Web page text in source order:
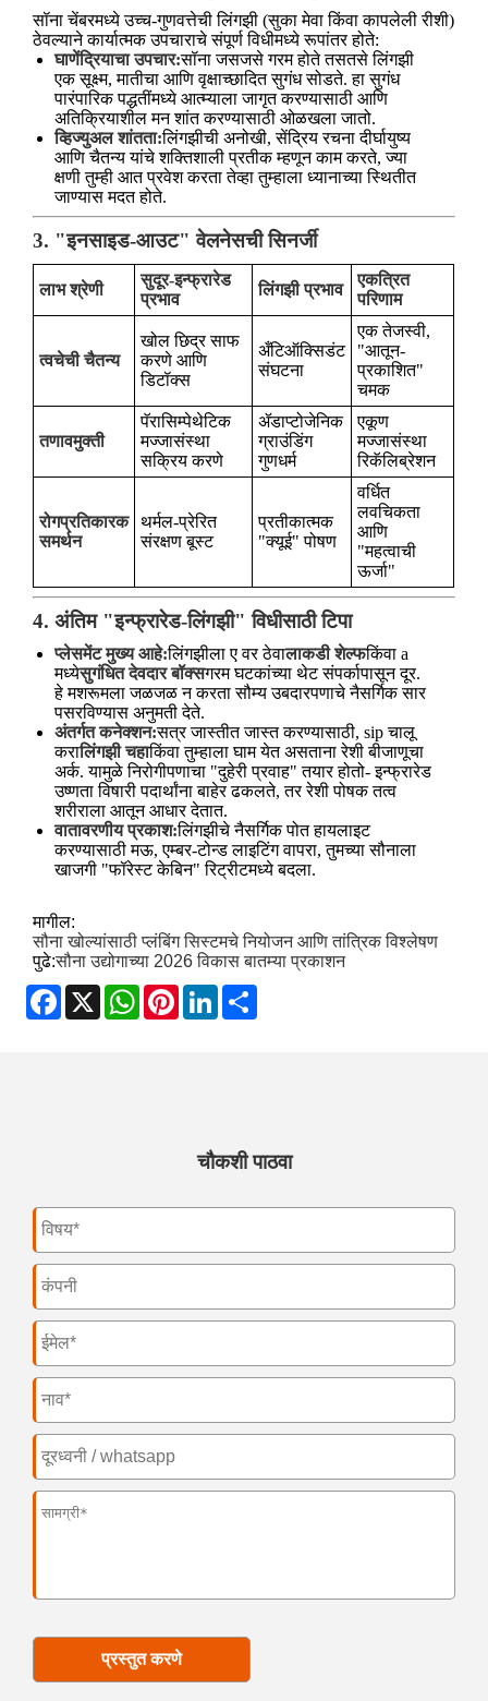
सॉना चेंबरमध्ये उच्च-गुणवत्तेची लिंगझी (सुका मेवा किंवा कापलेली रीशी)
ठेवल्याने कार्यात्मक उपचाराचे संपूर्ण विधीमध्ये रूपांतर होते:
घाणेंद्रियाचा उपचार:सॉना जसजसे गरम होते तसतसे लिंगझी
एक सूक्ष्म, मातीचा आणि वृक्षाच्छादित सुगंध सोडते. हा सुगंध
पारंपारिक पद्धतींमध्ये आत्म्याला जागृत करण्यासाठी आणि
अतिक्रियाशील मन शांत करण्यासाठी ओळखला जातो.
व्हिज्युअल शांतता:लिंगझीची अनोखी, सेंद्रिय रचना दीर्घायुष्य
आणि चैतन्य यांचे शक्तिशाली प्रतीक म्हणून काम करते, ज्या
क्षणी तुम्ही आत प्रवेश करता तेव्हा तुम्हाला ध्यानाच्या स्थितीत
जाण्यास मदत होते.
3. "इनसाइड-आउट" वेलनेसची सिनर्जी
लाभ श्रेणी
सुदूर-इन्फ्रारेड
प्रभाव
लिंगझी प्रभाव
एकत्रित
परिणाम
त्वचेची चैतन्य
खोल छिद्र साफ
करणे आणि
डिटॉक्स
अँटिऑक्सिडंट
संघटना
एक तेजस्वी,
"आतून-
प्रकाशित"
चमक
तणावमुक्ती
पॅरासिम्पेथेटिक
मज्जासंस्था
सक्रिय करणे
ॲडाप्टोजेनिक
ग्राउंडिंग
गुणधर्म
एकूण
मज्जासंस्था
रिकॅलिब्रेशन
रोगप्रतिकारक
समर्थन
थर्मल-प्रेरित
संरक्षण बूस्ट
प्रतीकात्मक
"क्यूई" पोषण
वर्धित
लवचिकता
आणि
"महत्वाची
ऊर्जा"
4. अंतिम "इन्फ्रारेड-लिंगझी" विधीसाठी टिपा
प्लेसमेंट मुख्य आहे:लिंगझीला ए वर ठेवालाकडी शेल्फकिंवा a
मध्येसुगंधित देवदार बॉक्सगरम घटकांच्या थेट संपर्कापासून दूर.
हे मशरूमला जळजळ न करता सौम्य उबदारपणाचे नैसर्गिक सार
पसरविण्यास अनुमती देते.
अंतर्गत कनेक्शन:सत्र जास्तीत जास्त करण्यासाठी, sip चालू
करालिंगझी चहाकिंवा तुम्हाला घाम येत असताना रेशी बीजाणूचा
अर्क. यामुळे निरोगीपणाचा "दुहेरी प्रवाह" तयार होतो- इन्फ्रारेड
उष्णता विषारी पदार्थांना बाहेर ढकलते, तर रेशी पोषक तत्व
शरीराला आतून आधार देतात.
वातावरणीय प्रकाश:लिंगझीचे नैसर्गिक पोत हायलाइट
करण्यासाठी मऊ, एम्बर-टोन्ड लाइटिंग वापरा, तुमच्या सौनाला
खाजगी "फॉरेस्ट केबिन" रिट्रीटमध्ये बदला.
मागील:
सौना खोल्यांसाठी प्लंबिंग सिस्टमचे नियोजन आणि तांत्रिक विश्लेषण
पुढे:सौना उद्योगाच्या 2026 विकास बातम्या प्रकाशन
Facebook
X WhatsApp
PinterestLinkedIn
चौकशी पाठवा
प्रस्तुत करणे